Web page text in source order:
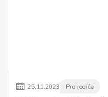
25.11.2023 Pro rodiče